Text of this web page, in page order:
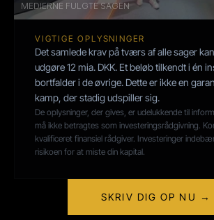
MEDIERNE FULGTE SAGEN
VIGTIGE OPLYSNINGER
Det samlede krav på tværs af alle sager
udgøre 12 mia. DKK. Et beløb tilkendt i én
bortfalder i de øvrige. Dette er ikke en
kamp, der stadig udspiller sig.
De oplysninger, der gives, er udelukkende til
må ikke betragtes som investeringsrådgivning.
kvalificeret finansiel rådgiver. Investeringer
risikoen for at miste din kapital.
SKRIV DIG OP NU →